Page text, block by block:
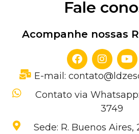
Fale
Acompanhe nossas
E-mail:
Contato via Whatsapp:
3749
Sede: R. Buenos Aires,